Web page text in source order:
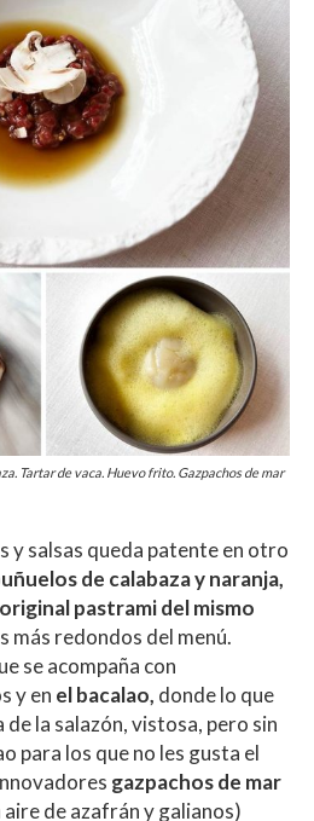
Tartar de vaca. Huevo frito. Gazpachos de mar
y salsas queda patente en otro
de calabaza y naranja,
pastrami del mismo
más redondos del menú.
se acompaña con
y en el bacalao, donde lo que
de la salazón, vistosa, pero sin
para los que no les gusta el
gazpachos de mar
de azafrán y galianos)